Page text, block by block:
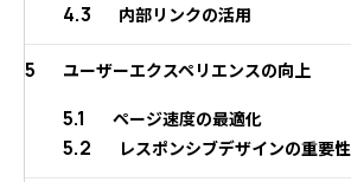
4.3 内部リンクの活用
5 ユーザーエクスペリエンスの向上
5.1 ページ速度の最適化
5.2 レスポンシブデザインの重要性